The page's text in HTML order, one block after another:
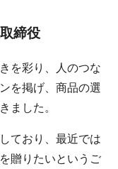
締役
を彩り、人のつな
を掲げ、商品の選
ました。
ており、最近では
贈りたいというご